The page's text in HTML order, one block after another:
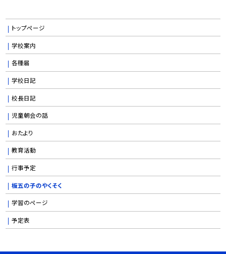
トップページ
学校案内
各種届
学校日記
校長日記
児童朝会の話
おたより
教育活動
行事予定
板五の子のやくそく
学習のページ
予定表